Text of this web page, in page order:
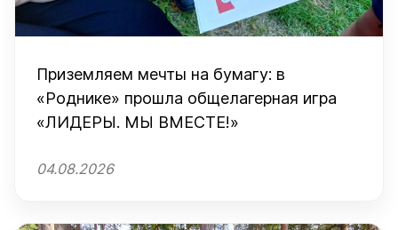
Приземляем мечты на бумагу: в
«Роднике» прошла общелагерная игра
«ЛИДЕРЫ. МЫ ВМЕСТЕ!»
04.08.2026